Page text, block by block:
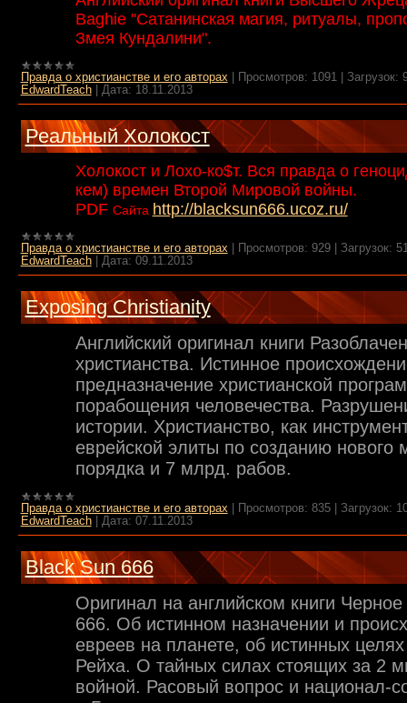
Baghie "Сатанинская магия, ритуалы,
Змея Кундалини".
Правда о христианстве и его авторах| Просмотров: 1091| Загрузок:
EdwardTeach| Дата: 18.11.2013
Реальный Холокост
Холокост и Лохо-ко$т. Вся правда о
кем) времен Второй Мировой войны.
PDF Сайта http://blacksun666.ucoz.ru/
Правда о христианстве и его авторах| Просмотров: 929| Загрузок:
EdwardTeach| Дата: 09.11.2013
Exposing Christianity
Английский оригинал книги
христианства. Истинное
предназначение христианской
порабощения человечества.
истории. Христианство, как
еврейской элиты по созданию нового
порядка и 7 млрд. рабов.
Правда о христианстве и его авторах| Просмотров: 835| Загрузок:
EdwardTeach| Дата: 07.11.2013
Black Sun 666
Оригинал на английском книги
666. Об истинном назначении и
евреев на планете, об истинных целях
Рейха. О тайных силах стоящих за 2
войной. Расовый вопрос и национал-